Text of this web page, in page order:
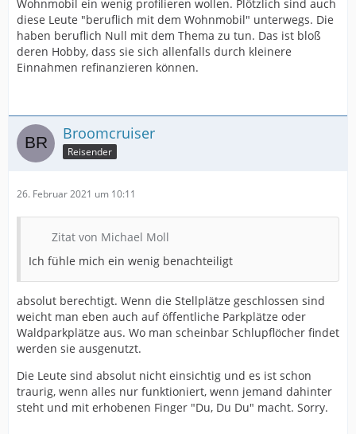
Wohnmobil ein wenig profilieren wollen. Plötzlich sind auch
diese Leute "beruflich mit dem Wohnmobil" unterwegs. Die
haben beruflich Null mit dem Thema zu tun. Das ist bloß
deren Hobby, dass sie sich allenfalls durch kleinere
Einnahmen refinanzieren können.
Broomcruiser
Reisender
26. Februar 2021 um 10:11
Zitat von Michael Moll
Ich fühle mich ein wenig benachteiligt
absolut berechtigt. Wenn die Stellplätze geschlossen sind
weicht man eben auch auf öffentliche Parkplätze oder
Waldparkplätze aus. Wo man scheinbar Schlupflöcher findet
werden sie ausgenutzt.
Die Leute sind absolut nicht einsichtig und es ist schon
traurig, wenn alles nur funktioniert, wenn jemand dahinter
steht und mit erhobenen Finger "Du, Du Du" macht. Sorry.